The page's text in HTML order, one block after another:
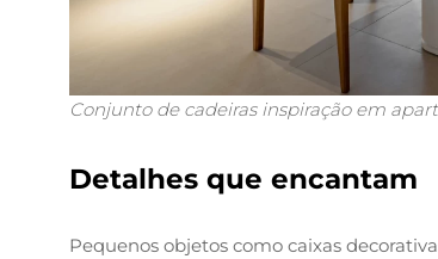
Conjunto de cadeiras inspiração em
Detalhes que encantam
Pequenos objetos como caixas